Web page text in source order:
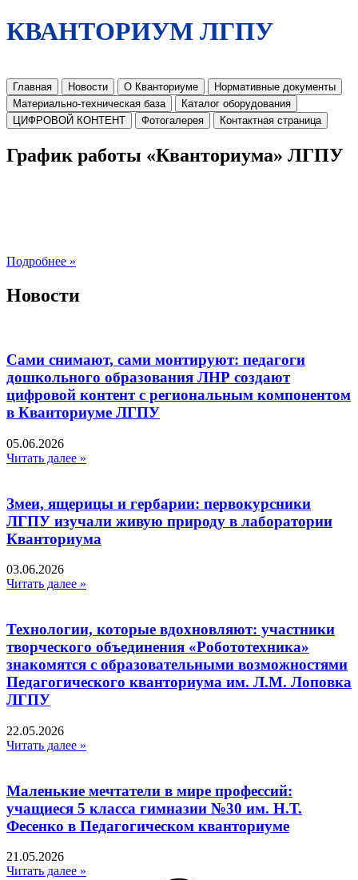
КВАНТОРИУМ ЛГПУ
Главная Новости О Кванториуме
Нормативные документы
Материально-техническая база
Каталог оборудования
ЦИФРОВОЙ КОНТЕНТ
Фотогалерея Контактная страница
График работы «Кванториума» ЛГПУ
Подробнее »
Новости
Сами снимают, сами монтируют: педагоги
дошкольного образования ЛНР создают
цифровой контент с региональным компонентом
в Кванториуме ЛГПУ​
05.06.2026
Читать далее »
Змеи, ящерицы и гербарии: первокурсники
ЛГПУ изучали живую природу в лаборатории
Кванториума
03.06.2026
Читать далее »
Технологии, которые вдохновляют: участники
творческого объединения «Робототехника»
знакомятся с образовательными возможностями
Педагогического кванториума им. Л.М. Лоповка
ЛГПУ
22.05.2026
Читать далее »
Маленькие мечтатели в мире профессий:
учащиеся 5 класса гимназии №30 им. Н.Т.
Фесенко в Педагогическом кванториуме
21.05.2026
Читать далее »